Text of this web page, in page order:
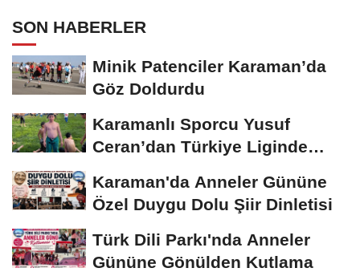
SON HABERLER
Minik Patenciler Karaman’da
Göz Doldurdu
Karamanlı Sporcu Yusuf
Ceran’dan Türkiye Liginde
Karaman'da Anneler Gününe
Özel Duygu Dolu Şiir Dinletisi
Türk Dili Parkı'nda Anneler
Gününe Gönülden Kutlama